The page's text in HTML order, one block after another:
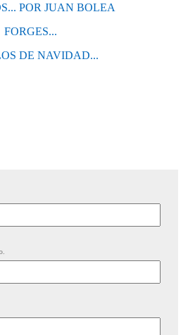
POR JUAN BOLEA
FORGES...
DE NAVIDAD...